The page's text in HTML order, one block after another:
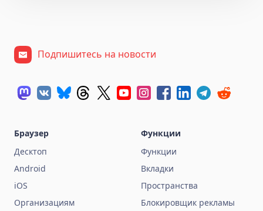
Подпишитесь на новости
Браузер
Десктоп
Android
iOS
Организациям
Функции
Функции
Вкладки
Пространства
Блокировщик рекламы